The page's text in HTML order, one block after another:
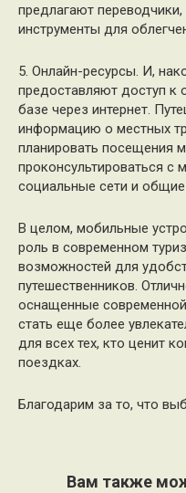
предлагают переводчики,
инструменты для
5. Онлайн-ресурсы. И,
предоставляют доступ
базе через интернет.
информацию о местных
планировать посещения
проконсультироваться с
социальные сети и
В целом, мобильные
роль в современном
возможностей для
путешественников.
оснащенные современной
стать еще более
для всех тех, кто ценит
поездках.
Благодарим за то, что
Вам также